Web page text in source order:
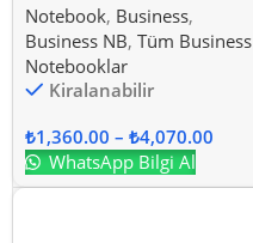
Notebook, Business,
Business NB, Tüm Business
Notebooklar
Kiralanabilir
₺1,360.00 – ₺4,070.00
WhatsApp Bilgi Al